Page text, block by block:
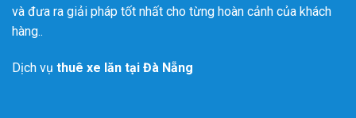
và đưa ra giải pháp tốt nhất cho từng hoàn cảnh của khách
hàng..
Dịch vụ thuê xe lăn tại Đà Nẵng